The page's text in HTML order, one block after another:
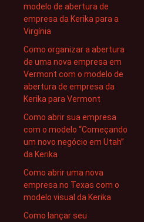
modelo de abertura de
empresa da Kerika para a
Virgínia
Como organizar a abertura
de uma nova empresa em
Vermont com o modelo de
abertura de empresa da
Kerika para Vermont
Como abrir sua empresa
com o modelo “Começando
um novo negócio em Utah”
da Kerika
Como abrir uma nova
empresa no Texas com o
modelo visual da Kerika
Como lançar seu